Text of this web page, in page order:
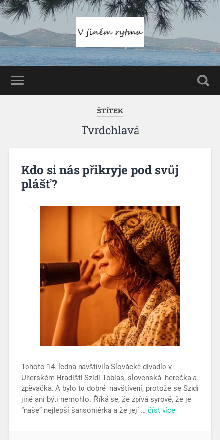
ŠTÍTEK
Tvrdohlavá
Kdo si nás přikryje pod svůj
plášť?
Tohoto 14. ledna navštívila Slovácké divadlo v
Uherském Hradišti Szidi Tobias, slovenská herečka a
zpěvačka. A bylo to dobré navštívení, protože se Szidi
jiné ani býti nemohlo. Říká se, že zpívá syrově, že je
“naše” nejlepší šansoniérka a že její … číst více